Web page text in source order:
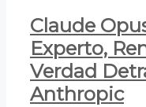
Claude
Experto,
Verdad
Anthropic